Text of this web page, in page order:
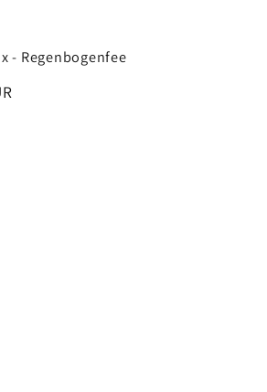
- Regenbogenfee